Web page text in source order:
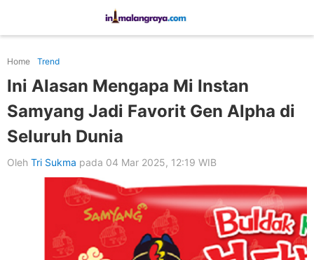
Home Trend
Ini Alasan Mengapa Mi Instan
Samyang Jadi Favorit Gen Alpha di
Seluruh Dunia
Oleh Tri Sukma pada 04 Mar 2025, 12:19 WIB